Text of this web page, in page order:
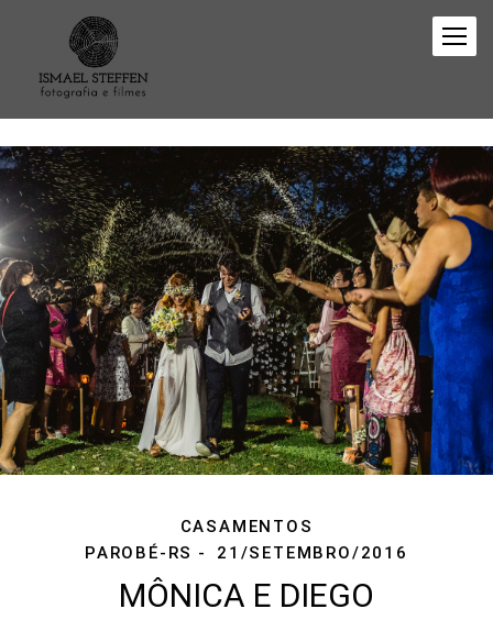
CASAMENTOS
PAROBÉ-RS
21/SETEMBRO/2016
MÔNICA E DIEGO